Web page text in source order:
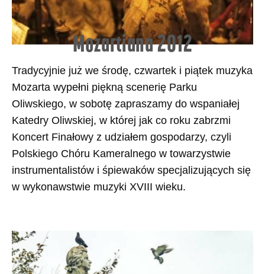
Mozartiana 2012
Tradycyjnie już we środę, czwartek i piątek muzyka
Mozarta wypełni piękną scenerię Parku
Oliwskiego, w sobotę zapraszamy do wspaniałej
Katedry Oliwskiej, w której jak co roku zabrzmi
Koncert Finałowy z udziałem gospodarzy, czyli
Polskiego Chóru Kameralnego w towarzystwie
instrumentalistów i śpiewaków specjalizujących się
w wykonawstwie muzyki XVIII wieku.